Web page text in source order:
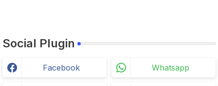
Social Plugin
Facebook Whatsapp